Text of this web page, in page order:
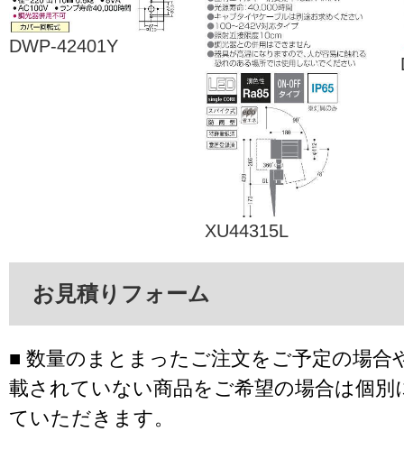
DWP-42401Y
XU44315L
お見積りフォーム
■ 数量のまとまったご注文をご予定の場合
載されていない商品をご希望の場合は個別
ていただきます。